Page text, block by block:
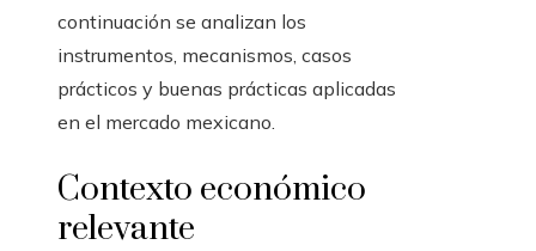
continuación se analizan los
instrumentos, mecanismos, casos
prácticos y buenas prácticas aplicadas
en el mercado mexicano.
Contexto económico
relevante